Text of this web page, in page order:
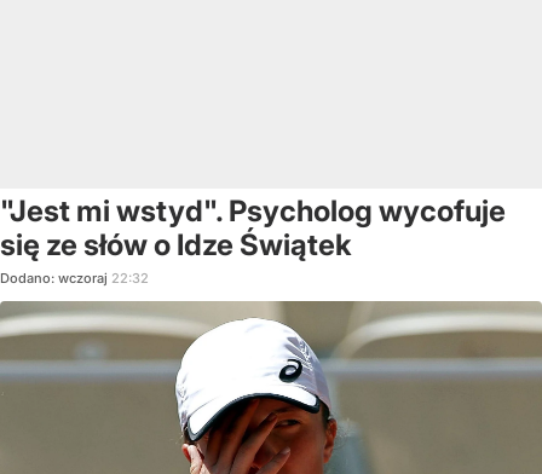
"Jest mi wstyd". Psycholog wycofuje
się ze słów o Idze Świątek
Dodano: wczoraj 22:32